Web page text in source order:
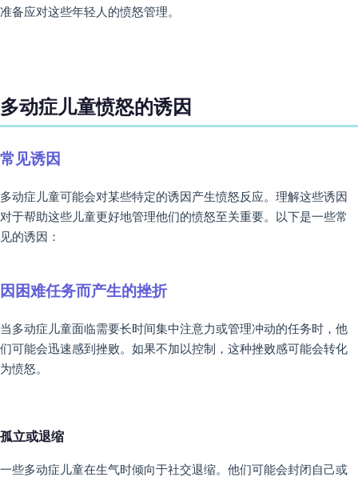
准备应对这些年轻人的愤怒管理。
多动症儿童愤怒的诱因
常见诱因
多动症儿童可能会对某些特定的诱因产生愤怒反应。理解这些诱因
对于帮助这些儿童更好地管理他们的愤怒至关重要。以下是一些常
见的诱因：
因困难任务而产生的挫折
当多动症儿童面临需要长时间集中注意力或管理冲动的任务时，他
们可能会迅速感到挫败。如果不加以控制，这种挫败感可能会转化
为愤怒。
孤立或退缩
一些多动症儿童在生气时倾向于社交退缩。他们可能会封闭自己或